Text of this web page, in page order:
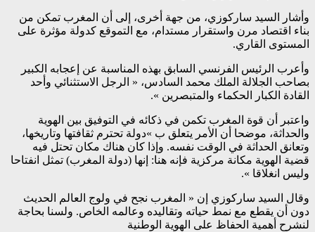
وأشار السيد ساركوزي، من جهة أخرى، إلى أن المغرب تمكن من
بناء اقتصاد مرن واستقرار مستدام، مع التموقع كدولة مؤثرة على
المستوى القاري.
وأعرب الرئيس الفرنسي السابق بهذه المناسبة عن إعجابه الكبير
بصاحب الجلالة الملك محمد السادس، « الرجل الاستثنائي وأحد
القادة الكبار الحكماء والمتبصرين ».
واعتبر أن قوة المغرب تكمن في ذكائه في التوفيق بين الهوية
والحداثة، موضحا أن الأمر يتعلق ب »دولة تحترم ثقافتها وتاريخها،
وتعانق الحداثة في الوقت نفسه. وإذا كان هناك مكان تحتل فيه
قضية الهوية مكانة مركزية فإنه هنا: إنها (دولة المغرب) تمثل انفتاحا
وليس انغلاقا ».
وقال السيد ساركوزي إن « المغرب نجح في ولوج العالم الحديث
دون أن يقطع مع نمط حياته وتقاليده وعالمه الخاص. ولسنا بحاجة
لنشرح أهمية الحفاظ على الهوية الوطنية